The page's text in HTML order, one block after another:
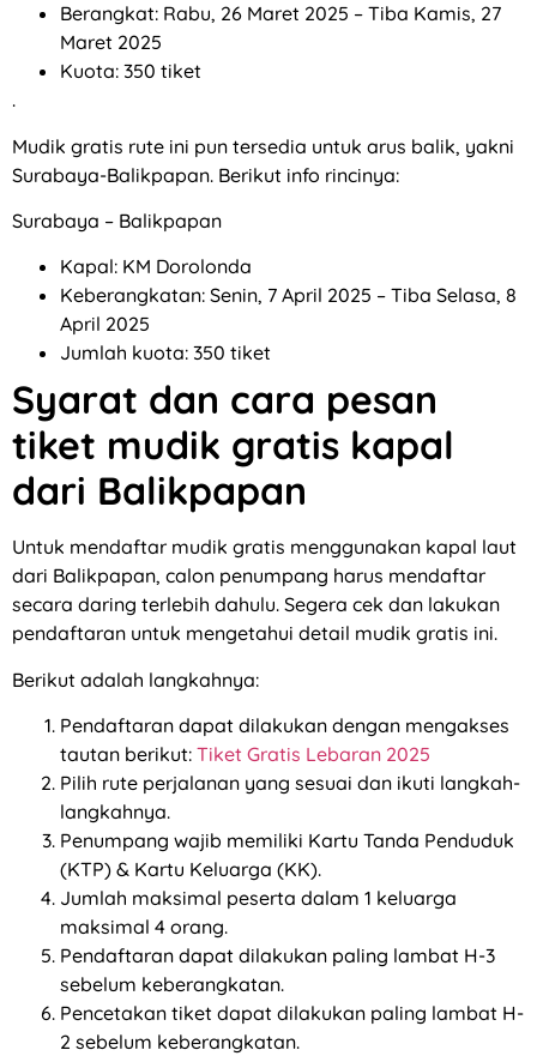
Berangkat: Rabu, 26 Maret 2025 – Tiba Kamis, 27
Maret 2025
Kuota: 350 tiket
.
Mudik gratis rute ini pun tersedia untuk arus balik, yakni
Surabaya-Balikpapan. Berikut info rincinya:
Surabaya – Balikpapan
Kapal: KM Dorolonda
Keberangkatan: Senin, 7 April 2025 – Tiba Selasa, 8
April 2025
Jumlah kuota: 350 tiket
Syarat dan cara pesan
tiket mudik gratis kapal
dari Balikpapan
Untuk mendaftar mudik gratis menggunakan kapal laut
dari Balikpapan, calon penumpang harus mendaftar
secara daring terlebih dahulu. Segera cek dan lakukan
pendaftaran untuk mengetahui detail mudik gratis ini.
Berikut adalah langkahnya:
Pendaftaran dapat dilakukan dengan mengakses
tautan berikut: Tiket Gratis Lebaran 2025
Pilih rute perjalanan yang sesuai dan ikuti langkah-
langkahnya.
Penumpang wajib memiliki Kartu Tanda Penduduk
(KTP) & Kartu Keluarga (KK).
Jumlah maksimal peserta dalam 1 keluarga
maksimal 4 orang.
Pendaftaran dapat dilakukan paling lambat H-3
sebelum keberangkatan.
Pencetakan tiket dapat dilakukan paling lambat H-
2 sebelum keberangkatan.